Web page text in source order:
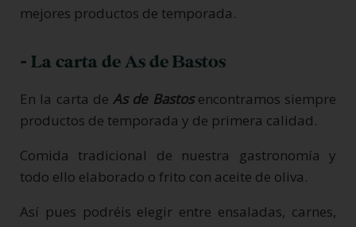
mejores productos de temporada.
- La carta de As de Bastos
En la carta de As de Bastosencontramos siempre
productos de temporada y de primera calidad.
Comida tradicional de nuestra gastronomía y
todo ello elaborado o frito con aceite de oliva.
Así pues podréis elegir entre ensaladas, carnes,